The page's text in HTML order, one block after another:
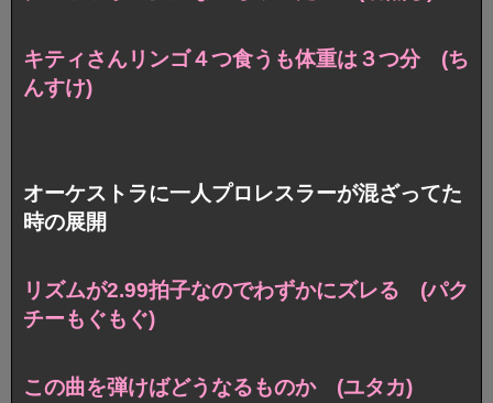
キティさんリンゴ４つ食うも体重は３つ分 (ち
んすけ)
オーケストラに一人プロレスラーが混ざってた
時の展開
リズムが2.99拍子なのでわずかにズレる (パク
チーもぐもぐ)
この曲を弾けばどうなるものか (ユタカ)